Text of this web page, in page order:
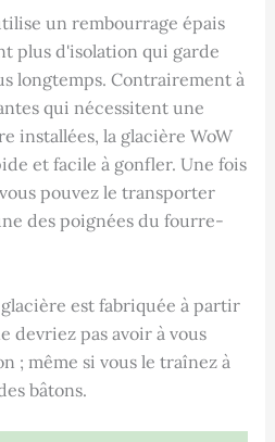
un rembourrage épais
plus d'isolation qui garde
longtemps. Contrairement à
qui nécessitent une
installées, la glacière WoW
et facile à gonfler. Une fois
pouvez le transporter
des poignées du fourre-
est fabriquée à partir
devriez pas avoir à vous
; même si vous le traînez à
bâtons.